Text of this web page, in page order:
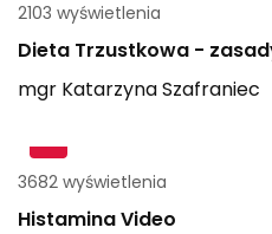
2103 wyświetlenia
Dieta Trzustkowa -
mgr KatarzynaSzafraniec
3682 wyświetlenia
Histamina Video